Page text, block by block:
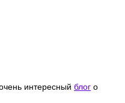
интересный блог о